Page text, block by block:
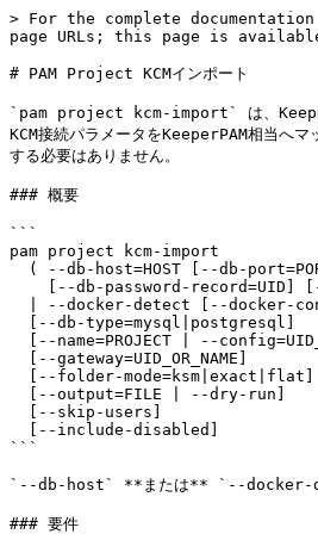
> For the complete documentation index, see [llms.txt](https://docs.keeper.io/llms.txt). Markdown versions of documentation pages are available by appending `.md` to page URLs; this page is available as [Markdown](https://docs.keeper.io/keeperpam/jp/commander-cli/command-reference/keeperpam-commands/pam-project-kcm-import.md).

# PAM Project KCMインポート

`pam project kcm-import` は、Keeperコネクションマネージャー (Apache Guacamoleとも呼ばれる) のデータベースから接続、ユーザー、グループを直接読み取り、 `kcm_mappings.json` により150以上のKCM接続パラメータをKeeperPAM相当へマッピングしたうえで、内部で `pam project import` (新規プロジェクト) または `pam project extend` (既存プロジェクト) に委譲します。インポート用JSONを手書きする必要はありません。

### 概要

```
pam project kcm-import
  ( --db-host=HOST [--db-port=PORT] [--db-name=DB] [--db-user=USER]
    [--db-password-record=UID] [--db-ssl]
  | --docker-detect [--docker-container=NAME] )
  [--db-type=mysql|postgresql]
  [--name=PROJECT | --config=UID_OR_TITLE]
  [--gateway=UID_OR_NAME]
  [--folder-mode=ksm|exact|flat]
  [--output=FILE | --dry-run]
  [--skip-users]
  [--include-disabled]
```

`--db-host` **または** `--docker-detect` のいずれかが必須です。その他はデフォルト値があります。

### 要件

* 認証済みのコマンダーセッション — 先に `keeper login` を実行してください。
* コマンダーを実行するホストからKCMデータベースへのネットワークアクセス。
* コマンダーを実行するPythonと同じ環境にDBドライバーをインストール。
* **MySQL** → `pymysql`(推奨) または `mysql-connector-python`。インストール: `pip3 install pymysql`
* **PostgreSQL** → `psycopg2-binary`。インストール: `pip3 install psycopg2-binary`
* `--docker-detect` 使用時は `PATH` 上に `docker` CLI。
* PAMプロジェクト、ゲートウェイ、共有フォルダを作成できるKeeperロール。
* `keepercommander/commands/pam_import/kcm_mappings.json` が存在すること。

### コマンドラインオプション

`--db-host` または `--docker-detect` のいずれかが必須です。その他はデフォルト値があります。

#### ソース: KCMの読み取り元

* `--db-host` → KCMデータベースのホスト名またはIP。**`--docker-detect` を使わない場合は必須。**
* `--docker-detect` → `docker inspect` でDockerコンテナの `MYSQL_*`/`POSTGRES_*` 環境変数を読み、ホスト/ポート/DB/ユーザー/パスワードを自動検出。**`--db-host` を使わない場合は必須。**
* `--docker-container` → `--docker-detect` 時